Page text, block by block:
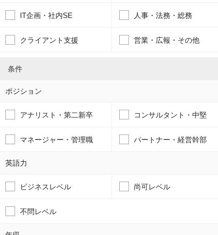
IT企画・社内SE 人事・法務・総務
クライアント支援 営業・広報・その他
条件
ポジション
アナリスト・第二新卒 コンサルタント・中堅
マネージャー・管理職 パートナー・経営幹部
英語力
ビジネスレベル 尚可レベル
不問レベル